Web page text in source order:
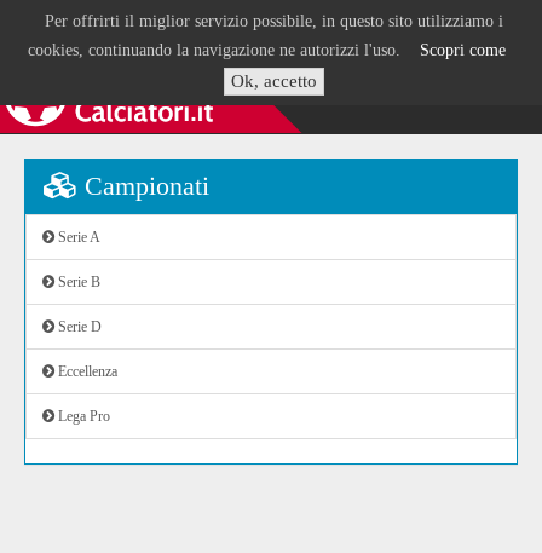
Per offrirti il miglior servizio possibile, in questo sito utilizziamo i
cookies, continuando la navigazione ne autorizzi l'uso. Scopri come
Ok, accetto
Campionati
Serie A
Serie B
Serie D
Eccellenza
Lega Pro